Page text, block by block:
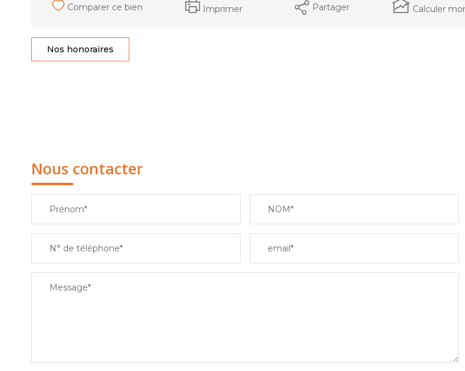
Comparer ce bien Imprimer Partager Calculer
Nos honoraires
Nous contacter
Prénom* NOM*
N° de téléphone* email*
Message*